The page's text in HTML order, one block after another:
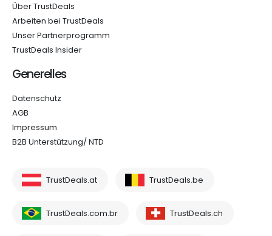
Über TrustDeals
Arbeiten bei TrustDeals
Unser Partnerprogramm
TrustDeals Insider
Generelles
Datenschutz
AGB
Impressum
B2B Unterstützung/ NTD
TrustDeals.at TrustDeals.be
TrustDeals.com.br TrustDeals.ch